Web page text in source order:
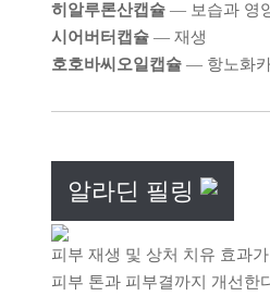
히알루론산캡슐 ― 보습과 영
시어버터캡슐 ― 재생
호호바씨오일캡슐 ― 항노화
알라딘 필링
피부 재생 및 상처 치유 효과
피부 톤과 피부결까지 개선한